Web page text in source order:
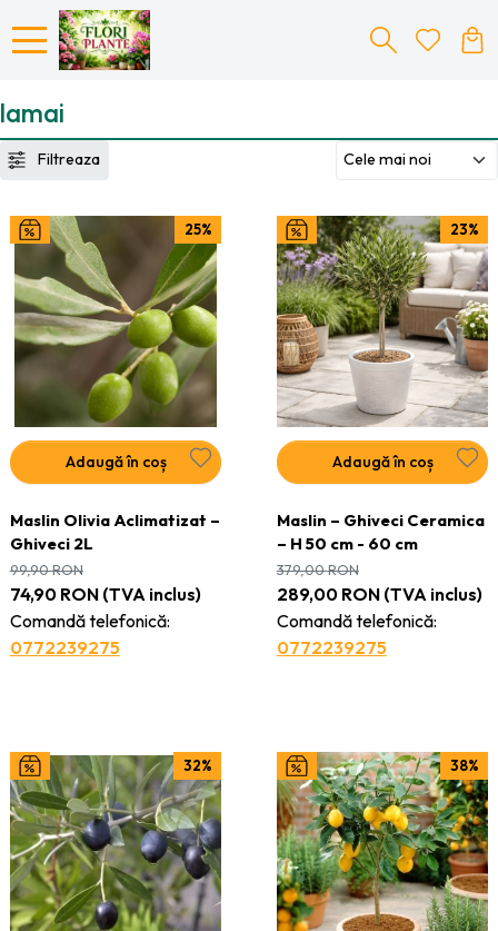
lamai
Filtreaza
25%
Adaugă în coș
Maslin Olivia Aclimatizat –
Ghiveci 2L
74,90 RON(TVA inclus)
Comandă telefonică:
0772239275
99,90RON
23%
Adaugă în coș
Maslin – Ghiveci Ceramica
– H 50 cm - 60 cm
289,00 RON(TVA inclus)
Comandă telefonică:
0772239275
379,00RON
32% 38%